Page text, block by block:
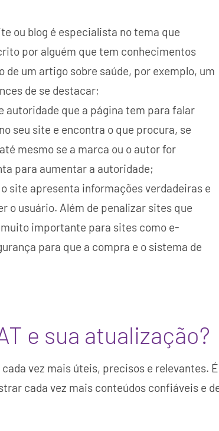
ou blog é especialista no tema que
por alguém que tem conhecimentos
um artigo sobre saúde, por exemplo, um
de se destacar;
autoridade que a página tem para falar
seu site e encontra o que procura, se
mesmo se a marca ou o autor for
para aumentar a autoridade;
site apresenta informações verdadeiras e
o usuário. Além de penalizar sites que
importante para sites como e-
para que a compra e o sistema de
e sua atualização?
vez mais úteis, precisos e relevantes. É
cada vez mais conteúdos confiáveis e